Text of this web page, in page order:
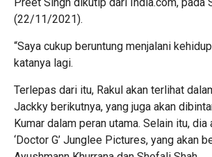
(22/11/2021).
“Saya cukup beruntung menjalani
katanya lagi.
Terlepas dari itu, Rakul akan terlihat
Jackky berikutnya, yang juga akan
Kumar dalam peran utama. Selain itu, dia
‘Doctor G’ Junglee Pictures, yang akan